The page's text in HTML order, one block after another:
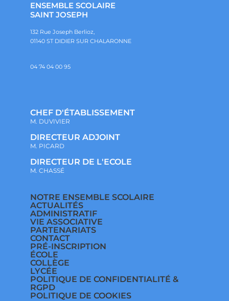
ENSEMBLE SCOLAIRE
SAINT JOSEPH
132 Rue Joseph Berlioz,
01140 ST DIDIER SUR CHALARONNE
04 74 04 00 95
CHEF D'ÉTABLISSEMENT
M. DUVIVIER
DIRECTEUR ADJOINT
M. PICARD
DIRECTEUR DE L'ECOLE
M. CHASSÉ
NOTRE ENSEMBLE SCOLAIRE
ACTUALITÉS
ADMINISTRATIF
VIE ASSOCIATIVE
PARTENARIATS
CONTACT
PRÉ-INSCRIPTION
ÉCOLE
COLLÈGE
LYCÉE
POLITIQUE DE CONFIDENTIALITÉ &
RGPD
POLITIQUE DE COOKIES